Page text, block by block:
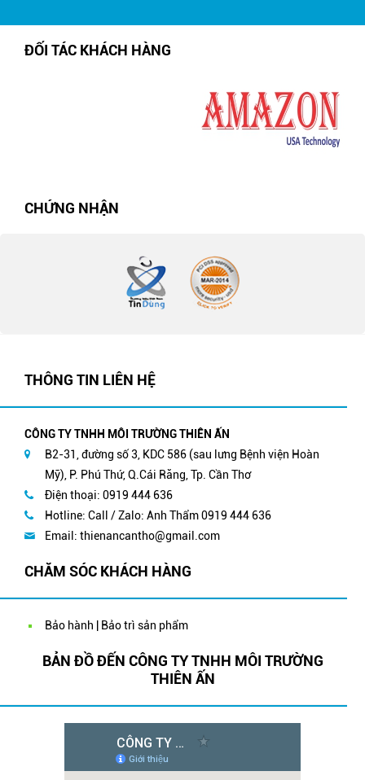
ĐỐI TÁC KHÁCH HÀNG
CHỨNG NHẬN
THÔNG TIN LIÊN HỆ
CÔNG TY TNHH MÔI TRƯỜNG THIÊN ẤN
B2-31, đường số 3, KDC 586 (sau lưng Bệnh viện Hoàn
Mỹ), P. Phú Thứ, Q.Cái Răng, Tp. Cần Thơ
Điện thoại: 0919 444 636
Hotline: Call / Zalo: Anh Thẩm 0919 444 636
Email: thienancantho@gmail.com
CHĂM SÓC KHÁCH HÀNG
Bảo hành | Bảo trì sản phẩm
BẢN ĐỒ ĐẾN CÔNG TY TNHH MÔI TRƯỜNG
THIÊN ẤN